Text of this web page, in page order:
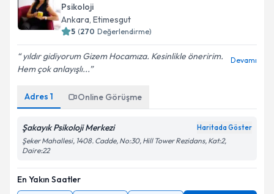
Psikoloji
Ankara, Etimesgut
5 (270 Değerlendirme)
yıldır gidiyorum Gizem Hocamıza. Kesinlikle öneririm.
Hem çok anlayışlı...
Devamı
Adres 1 Online Görüşme
Şakayık Psikoloji Merkezi Haritada Göster
Şeker Mahallesi, 1408. Cadde, No:30, Hill Tower Rezidans, Kat:2,
Daire:22
En Yakın Saatler